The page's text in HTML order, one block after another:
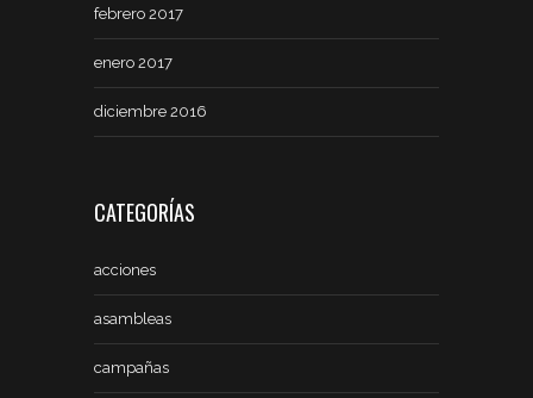
febrero 2017
enero 2017
diciembre 2016
CATEGORÍAS
acciones
asambleas
campañas